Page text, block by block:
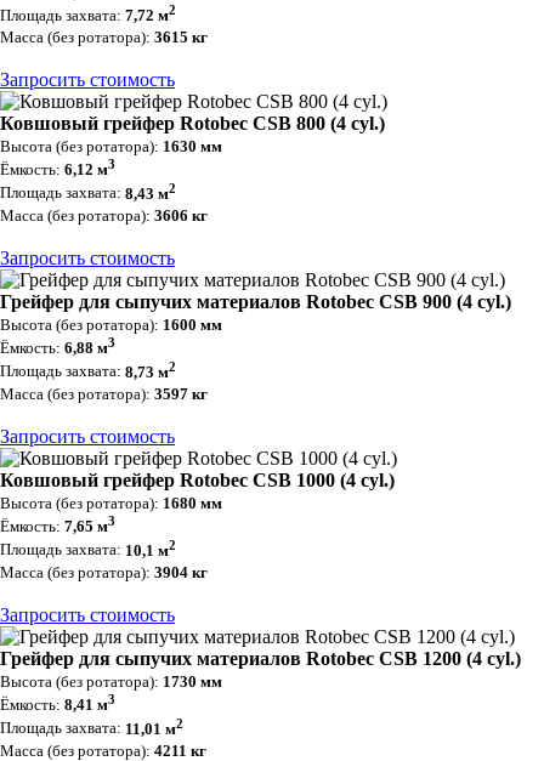
Площадь захвата: 7,72 м2
Масса (без ротатора): 3615 кг
Запросить стоимость
Ковшовый грейфер Rotobec CSB 800 (4 cyl.)
Высота (без ротатора): 1630 мм
Ёмкость: 6,12 м3
Площадь захвата: 8,43 м2
Масса (без ротатора): 3606 кг
Запросить стоимость
Грейфер для сыпучих материалов Rotobec CSB 900 (4 cyl.)
Высота (без ротатора): 1600 мм
Ёмкость: 6,88 м3
Площадь захвата: 8,73 м2
Масса (без ротатора): 3597 кг
Запросить стоимость
Ковшовый грейфер Rotobec CSB 1000 (4 cyl.)
Высота (без ротатора): 1680 мм
Ёмкость: 7,65 м3
Площадь захвата: 10,1 м2
Масса (без ротатора): 3904 кг
Запросить стоимость
Грейфер для сыпучих материалов Rotobec CSB 1200 (4 cyl.)
Высота (без ротатора): 1730 мм
Ёмкость: 8,41 м3
Площадь захвата: 11,01 м2
Масса (без ротатора): 4211 кг